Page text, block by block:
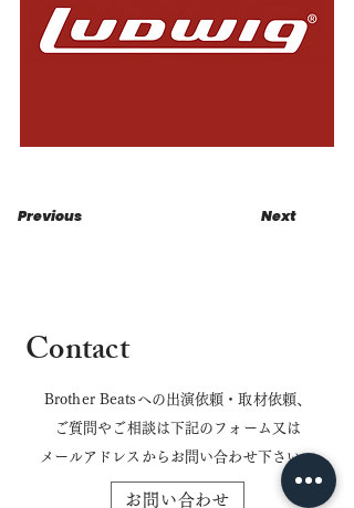
Previous Next
Contact
Brother Beatsへの出演依頼・取材依頼、
ご質問やご相談は下記のフォーム又は
​メールアドレスからお問い合わせ下さい。
お問い合わせ